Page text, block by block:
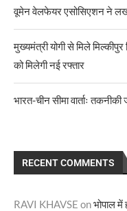
वूमेन वेलफेयर एसोसिएशन ने
मुख्यमंत्री योगी से मिले
को मिलेगी नई रफ्तार
भारत-चीन सीमा वार्ताः
RECENT COMMENTS
RAVI KHAVSE onभोपाल